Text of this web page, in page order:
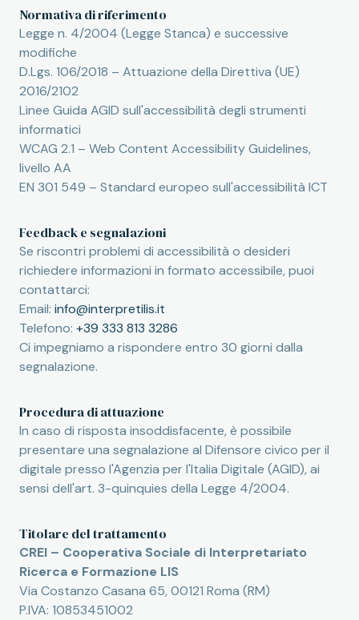
Normativa di riferimento
Legge n. 4/2004 (Legge Stanca) e successive
modifiche
D.Lgs. 106/2018 – Attuazione della Direttiva (UE)
2016/2102
Linee Guida AGID sull'accessibilità degli strumenti
informatici
WCAG 2.1 – Web Content Accessibility Guidelines,
livello AA
EN 301 549 – Standard europeo sull'accessibilità ICT
Feedback e segnalazioni
Se riscontri problemi di accessibilità o desideri
richiedere informazioni in formato accessibile, puoi
contattarci:
Email: info@interpretilis.it
Telefono: +39 333 813 3286
Ci impegniamo a rispondere entro 30 giorni dalla
segnalazione.
Procedura di attuazione
In caso di risposta insoddisfacente, è possibile
presentare una segnalazione al Difensore civico per il
digitale presso l'Agenzia per l'Italia Digitale (AGID), ai
sensi dell'art. 3-quinquies della Legge 4/2004.
Titolare del trattamento
CREI – Cooperativa Sociale di Interpretariato
Ricerca e Formazione LIS
Via Costanzo Casana 65, 00121 Roma (RM)
P.IVA: 10853451002